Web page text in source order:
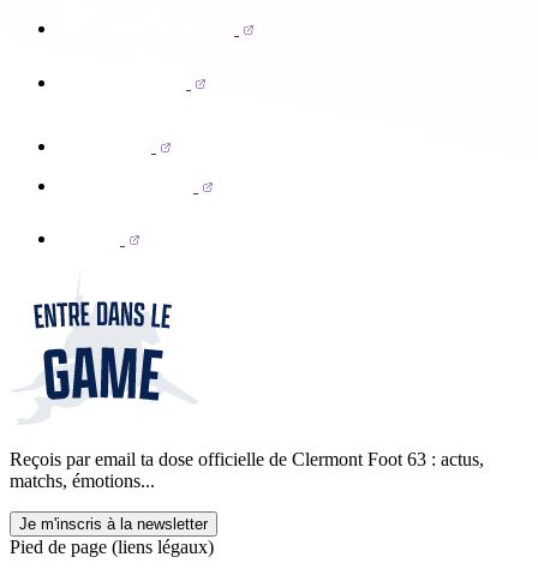
Reçois par email ta dose officielle de Clermont Foot 63 : actus,
matchs, émotions...
Je m'inscris à la newsletter
Pied de page (liens légaux)